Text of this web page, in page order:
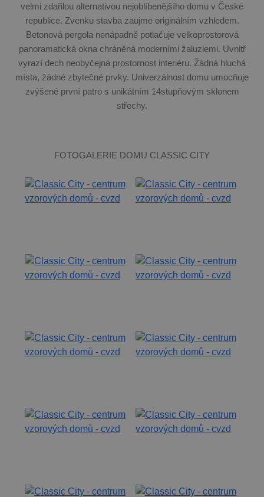
velmi zdařilou alternativou nejoblíbenějšího domu v České
republice. Zvenku stavba zaujme originálním vzhledem.
Betonová pergola nenápadně potlačuje velkoprostorová
panoramatická okna chráněná moderními žaluziemi. Uvnitř
vyrazí dech neobyčejná prostornost interiéru. Žádná hluchá
místa, žádné zbytečné prvky. Univerzálnost domu umocňuje
zvýšené první patro s unikátním 14stupňovým sklonem
střechy.
FOTOGALERIE DOMU CLASSIC CITY